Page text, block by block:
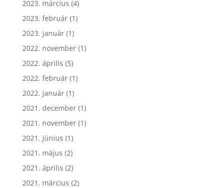
2023. március (4)
2023. február(1)
2023. január(1)
2022. november(1)
2022. április (5)
2022. február(1)
2022. január(1)
2021. december(1)
2021. november(1)
2021. június (1)
2021. május (2)
2021. április (2)
2021. március (2)